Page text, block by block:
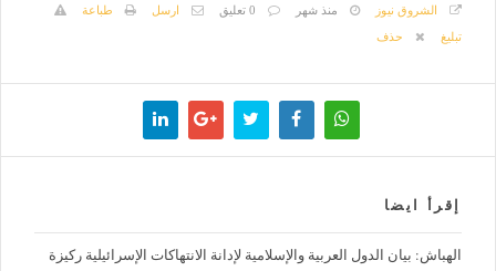
الشروق نيوز منذ شهر 0 تعليق ارسل
طباعة
تبليغ
حذف
إقرأ ايضا
الهباش: بيان الدول العربية والإسلامية لإدانة الانتهاكات الإسرائيلية ركيزة